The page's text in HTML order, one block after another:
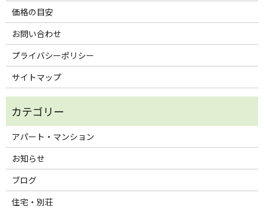
価格の目安
お問い合わせ
プライバシーポリシー
サイトマップ
アパート・マンション
お知らせ
ブログ
住宅・別荘